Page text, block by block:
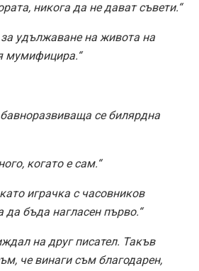
никога да не дават съвети.“
за удължаване на живота на
мумифицира.“
се билярдна
когато е сам.“
играчка с часовников
бъда нагласен първо.“
на друг писател. Такъв
че винаги съм благодарен,